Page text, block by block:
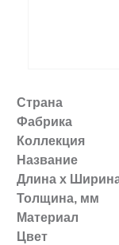
Страна
Фабрика
Коллекция
Название
Длина х
Толщина, мм
Материал
Цвет